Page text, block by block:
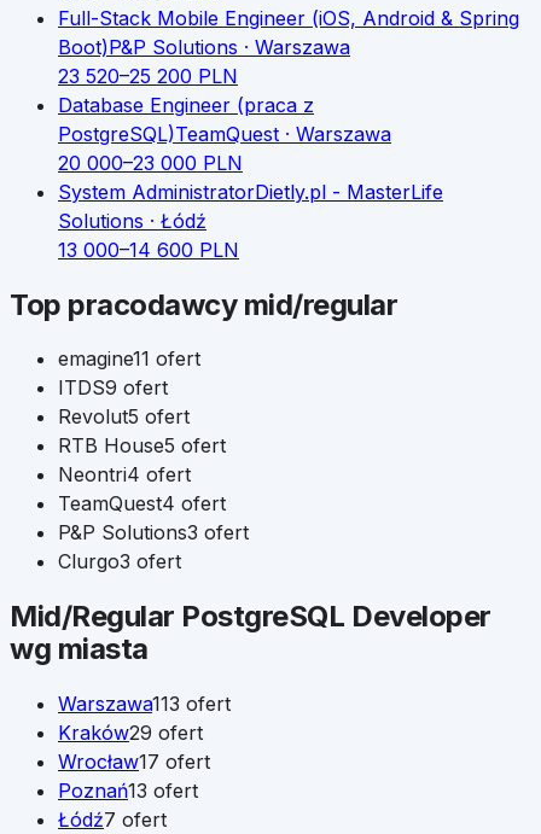
Full-Stack Mobile Engineer (iOS, Android & Spring
Boot)P&P Solutions · Warszawa
23 520–25 200 PLN
Database Engineer (praca z
PostgreSQL)TeamQuest · Warszawa
20 000–23 000 PLN
System AdministratorDietly.pl - MasterLife
Solutions · Łódź
13 000–14 600 PLN
Top pracodawcy mid/regular
emagine11 ofert
ITDS9 ofert
Revolut5 ofert
RTB House5 ofert
Neontri4 ofert
TeamQuest4 ofert
P&P Solutions3 ofert
Clurgo3 ofert
Mid/Regular PostgreSQL Developer
wg miasta
Warszawa113 ofert
Kraków29 ofert
Wrocław17 ofert
Poznań13 ofert
Łódź7 ofert